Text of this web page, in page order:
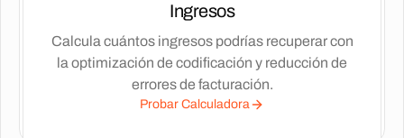
Ingresos
Calcula cuántos ingresos podrías recuperar con
la optimización de codificación y reducción de
errores de facturación.
Probar Calculadora